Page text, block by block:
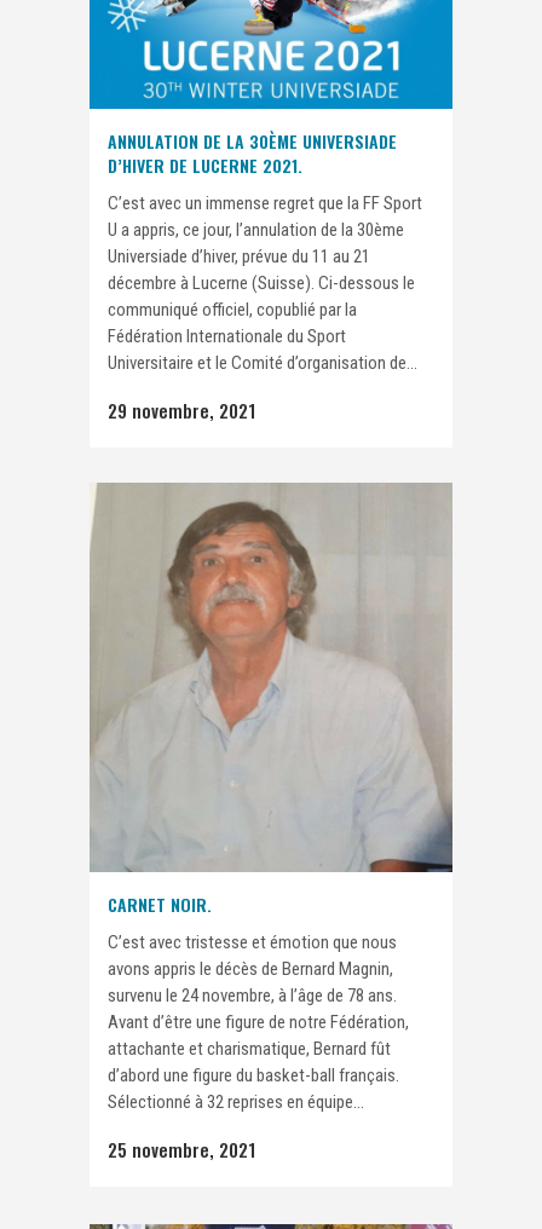
ANNULATION DE LA 30ÈME UNIVERSIADE
D’HIVER DE LUCERNE 2021.
C’est avec un immense regret que la FF Sport
U a appris, ce jour, l’annulation de la 30ème
Universiade d’hiver, prévue du 11 au 21
décembre à Lucerne (Suisse). Ci-dessous le
communiqué officiel, copublié par la
Fédération Internationale du Sport
Universitaire et le Comité d’organisation de...
29 novembre, 2021
CARNET NOIR.
C’est avec tristesse et émotion que nous
avons appris le décès de Bernard Magnin,
survenu le 24 novembre, à l’âge de 78 ans.
Avant d’être une figure de notre Fédération,
attachante et charismatique, Bernard fût
d’abord une figure du basket-ball français.
Sélectionné à 32 reprises en équipe...
25 novembre, 2021